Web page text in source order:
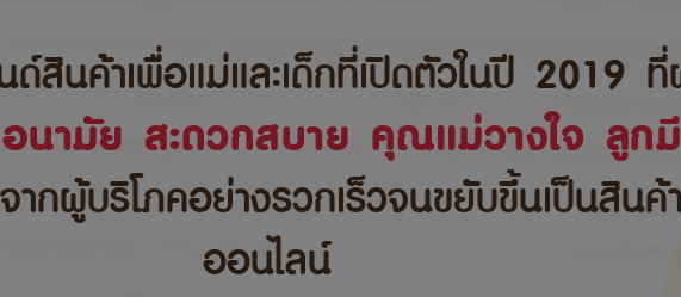
สินค้าเพื่อแม่และเด็กที่เปิดตัวในปี 2019
นามัย สะดวกสบาย คุณแม่วางใจ ลูก
ากผู้บริโภคอย่างรวกเร็วจนขยับขึ้นเป็นสิน
ออนไลน์